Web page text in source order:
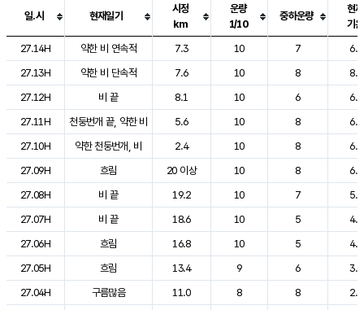
도시별 기상실황표로 지점, 날씨, 기온, 강수, 바람, 기압등을 안내한 표입
일.시 현재일기
시정
km
운량
1/10
중하운량
현재
기온
27.14H
약한 비 연속적 7.3 10 7
6.8
27.13H
약한 비 단속적 7.6 10 8
8.2
27.12H
비 끝 8.1 10 6
6.9
27.11H
천둥번개 끝, 약한 비 5.6 10 8
6.1
27.10H
약한 천둥번개, 비 2.4 10 8
6.0
27.09H
흐림 20 이상 10 8
6.2
27.08H
비 끝 19.2 10 7
5.4
27.07H
비 끝 18.6 10 5
4.9
27.06H
흐림 16.8 10 5
4.5
27.05H
흐림 13.4 9 6
3.6
27.04H
구름많음 11.0 8 8
2.9